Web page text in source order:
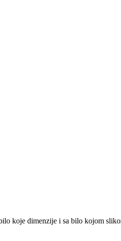
koje dimenzije i sa bilo kojom